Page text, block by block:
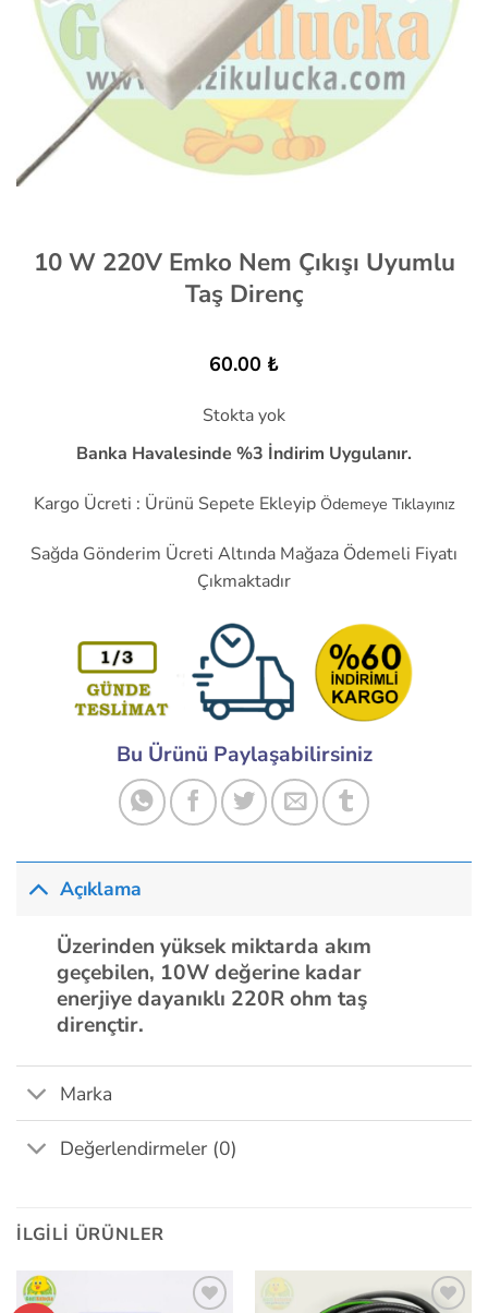
10 W 220V Emko Nem Çıkışı Uyumlu
Taş Direnç
60.00 ₺
Stokta yok
Banka Havalesinde %3 İndirim Uygulanır.
Kargo Ücreti : Ürünü Sepete Ekleyip Ödemeye Tıklayınız
Sağda Gönderim Ücreti Altında Mağaza Ödemeli Fiyatı
Çıkmaktadır
Bu Ürünü Paylaşabilirsiniz
Açıklama
Üzerinden yüksek miktarda akım
geçebilen, 10W değerine kadar
enerjiye dayanıklı 220R ohm taş
dirençtir.
Marka
Değerlendirmeler (0)
İLGILI ÜRÜNLER